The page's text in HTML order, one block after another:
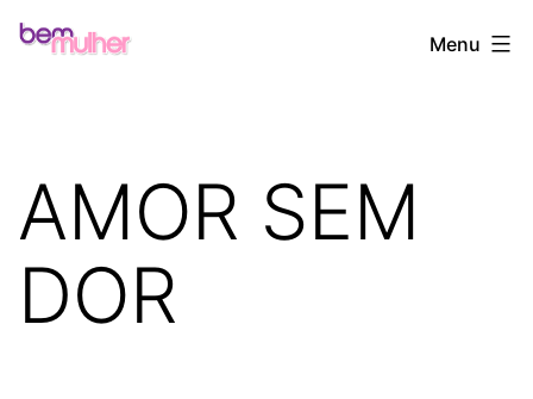
Pular
Bem
Menu
AMOR SEM
DOR